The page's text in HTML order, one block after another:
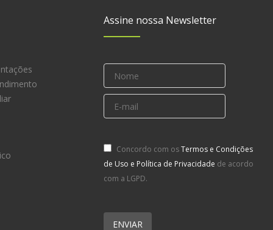
Assine nossa Newsletter
Concordo com osTermos e Condições
de Uso e Política de Privacidade de acordo
com a LGPD.